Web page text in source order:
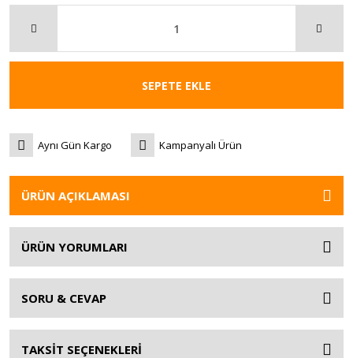
SEPETE EKLE
Aynı Gün Kargo Kampanyalı Ürün
ÜRÜN AÇIKLAMASI
ÜRÜN YORUMLARI
SORU & CEVAP
TAKSİT SEÇENEKLERİ